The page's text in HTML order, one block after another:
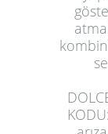
KODU: